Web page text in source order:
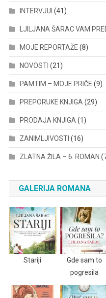
INTERVJUI (41)
LJILJANA ŠARAC VAM
MOJE REPORTAŽE (8)
NOVOSTI (21)
PAMTIM – MOJE PRIČE (9)
PREPORUKE KNJIGA (29)
PRODAJA KNJIGA (1)
ZANIMLJIVOSTI (16)
ZLATNA ŽILA – 6. ROMAN
GALERIJA ROMANA
Stariji
Gde sam to
pogresila